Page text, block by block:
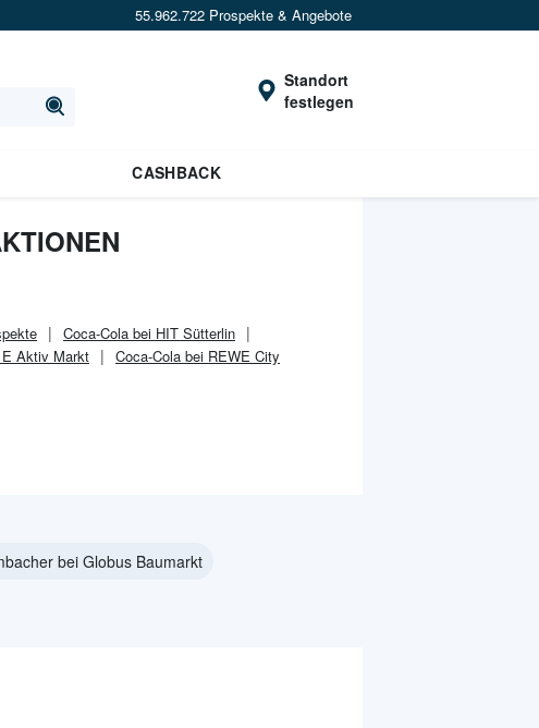
55.962.722 Prospekte & Angebote
Standort
festlegen
CASHBACK
Coca-Cola bei HIT Sütterlin
Aktiv Markt Coca-Cola bei REWE City
bei Globus Baumarkt